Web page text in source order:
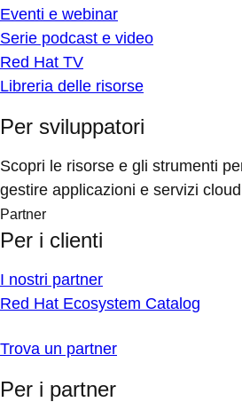
Eventi e webinar
Serie podcast e video
Red Hat TV
Libreria delle risorse
Per sviluppatori
Scopri le risorse e gli strumenti
gestire applicazioni e servizi
Partner
Per i clienti
I nostri partner
Red Hat Ecosystem Catalog
Trova un partner
Per i partner